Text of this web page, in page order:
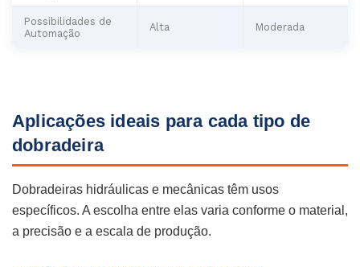
Possibilidades de
Automação
Alta Moderada
Aplicações ideais para cada tipo de
dobradeira
Dobradeiras hidráulicas e mecânicas têm usos
específicos. A escolha entre elas varia conforme o material,
a precisão e a escala de produção.